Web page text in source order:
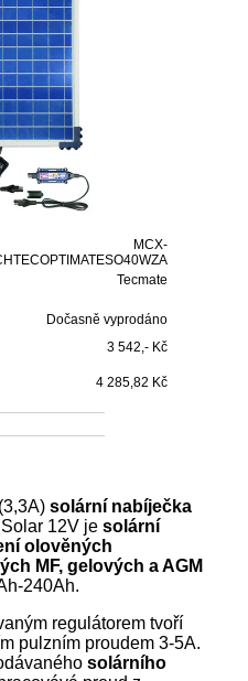
MCX-
Tecmate
Dočasně vyprodáno
3 542,- Kč
4 285,82 Kč
solární nabíječka
Solar 12V jesolární
olověných
MF, gelových a AGM
240Ah.
regulátorem tvoří
pulzním proudem 3-5A.
solárního